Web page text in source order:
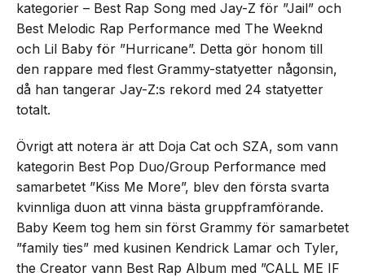
kategorier – Best Rap Song med Jay-Z för ”Jail” och
Best Melodic Rap Performance med The Weeknd
och Lil Baby för ”Hurricane”. Detta gör honom till
den rappare med flest Grammy-statyetter någonsin,
då han tangerar Jay-Z:s rekord med 24 statyetter
totalt.
Övrigt att notera är att Doja Cat och SZA, som vann
kategorin Best Pop Duo/Group Performance med
samarbetet ”Kiss Me More”, blev den första svarta
kvinnliga duon att vinna bästa gruppframförande.
Baby Keem tog hem sin först Grammy för samarbetet
”family ties” med kusinen Kendrick Lamar och Tyler,
the Creator vann Best Rap Album med ”CALL ME IF